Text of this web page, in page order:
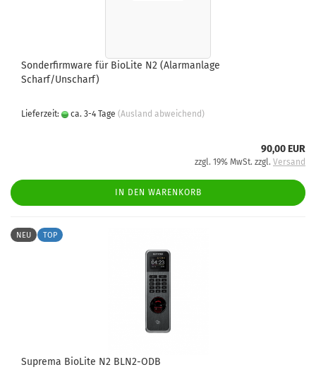
Sonderfirmware für BioLite N2 (Alarmanlage
Scharf/Unscharf)
Lieferzeit: ca. 3-4 Tage (Ausland abweichend)
90,00 EUR
zzgl. 19% MwSt. zzgl. Versand
IN DEN WARENKORB
NEU TOP
Suprema BioLite N2 BLN2-ODB